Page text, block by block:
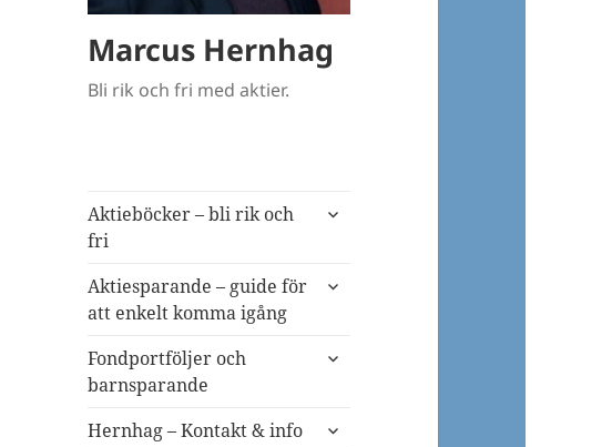
Marcus Hernhag
Bli rik och fri med aktier.
Aktieböcker – bli rik och
fri
expandera
Aktiesparande – guide för
att enkelt komma igång
expandera
Fondportföljer och
barnsparande
expandera
Hernhag – Kontakt & info
expandera